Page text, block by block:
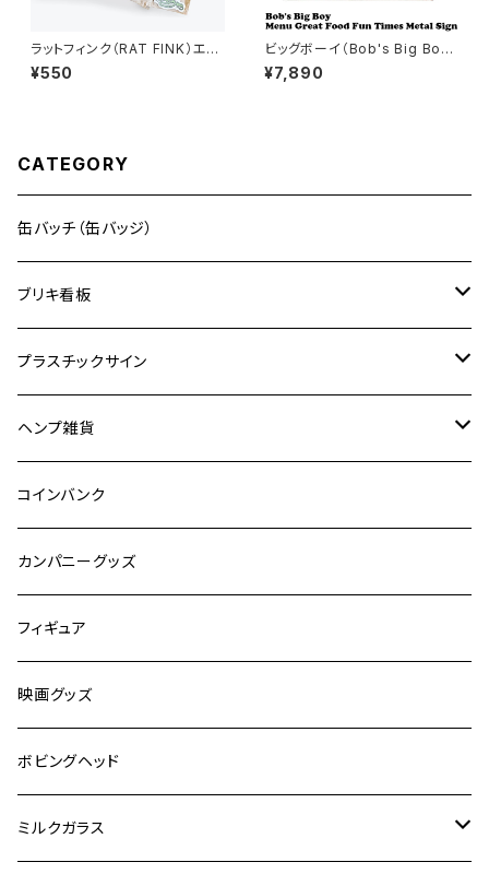
ラットフィンク（RAT FINK）エア
フレッシュナー
¥550
ビッグボーイ（Bob's Big Boy）
ダイナーメニュー ダイカット型
ブリキ看板 メタルサイン
¥7,890
CATEGORY
缶バッチ（缶バッジ）
ブリキ看板
ドリンク
食品
自動車
嗜好品
スポーツ
有名人
キャラクター
オートバイ
プラスチックサイン
映画
キャラクター
ヘンプ雑貨
麻紐
コインバンク
カンパニーグッズ
フィギュア
映画グッズ
ボビングヘッド
ミルクガラス